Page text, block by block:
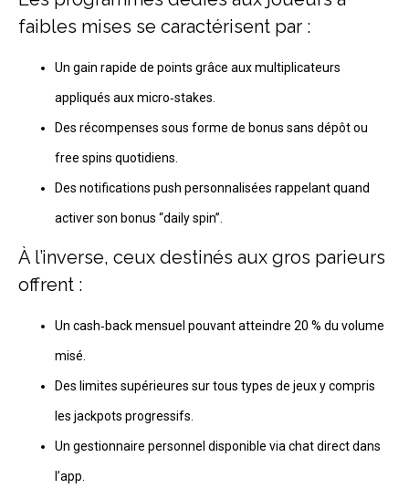
faibles mises se caractérisent par :
Un gain rapide de points grâce aux multiplicateurs
appliqués aux micro‑stakes.
Des récompenses sous forme de bonus sans dépôt ou
free spins quotidiens.
Des notifications push personnalisées rappelant quand
activer son bonus “daily spin”.
À l’inverse, ceux destinés aux gros parieurs
offrent :
Un cash‑back mensuel pouvant atteindre 20 % du volume
misé.
Des limites supérieures sur tous types de jeux y compris
les jackpots progressifs.
Un gestionnaire personnel disponible via chat direct dans
l’app.